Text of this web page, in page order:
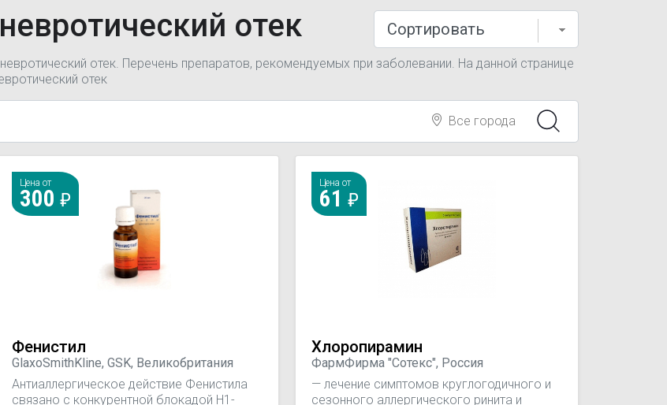
отек
отек. Перечень препаратов, рекомендуемых при заболевании. На данной странице
отек
Все города
Цена от
300
Фенистил
GlaxoSmithKline, GSK, Великобритания
Антиаллергическое действие Фенистила
связано с конкурентной блокадой H1-
Цена от
61
Хлоропирамин
ФармФирма "Сотекс", Россия
— лечение симптомов круглогодичного и
сезонного аллергического ринита и